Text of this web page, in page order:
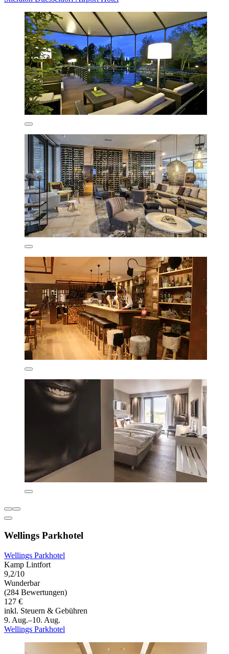
Wellings Parkhotel
Wellings Parkhotel
Kamp Lintfort
9,2/10
Wunderbar
(284 Bewertungen)
127 €
inkl. Steuern & Gebühren
9. Aug.–10. Aug.
Wellings Parkhotel